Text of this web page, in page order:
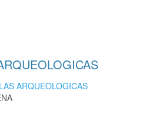
ARQUEOLOGICAS